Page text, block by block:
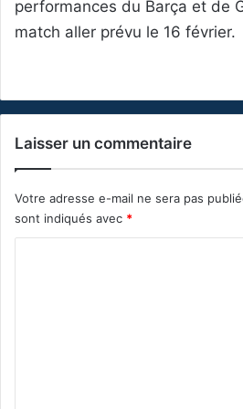
performances du Barça et de
match aller prévu le 16 février.
Laisser un commentaire
Votre adresse e-mail ne sera pas
sont indiqués avec *